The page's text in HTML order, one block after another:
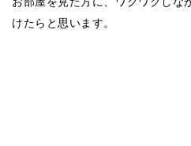
けたらと思います。